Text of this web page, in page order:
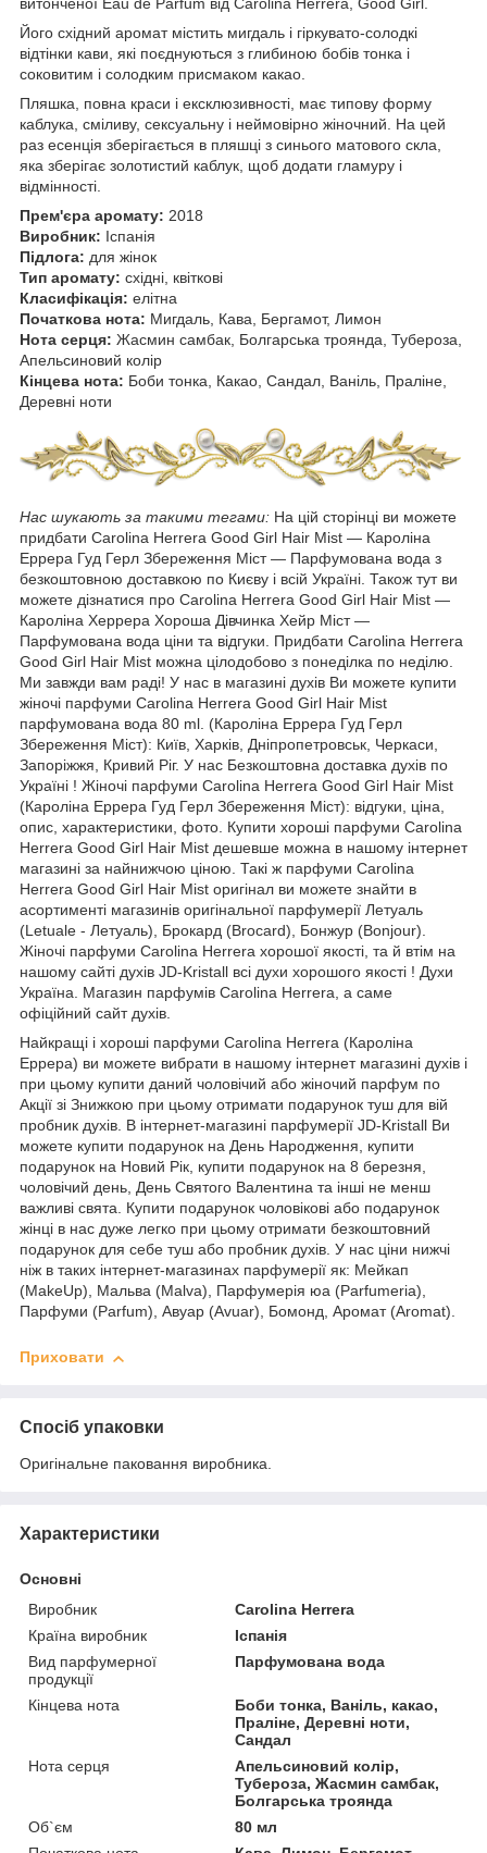
Його східний аромат містить мигдаль і гіркувато-солодкі
відтінки кави, які поєднуються з глибиною бобів тонка і
соковитим і солодким присмаком какао.
Пляшка, повна краси і ексклюзивності, має типову форму
каблука, сміливу, сексуальну і неймовірно жіночний. На цей
раз есенція зберігається в пляшці з синього матового скла,
яка зберігає золотистий каблук, щоб додати гламуру і
відмінності.
Прем'єра аромату: 2018
Виробник: Іспанія
Підлога: для жінок
Тип аромату: східні, квіткові
Класифікація: елітна
Початкова нота: Мигдаль, Кава, Бергамот, Лимон
Нота серця: Жасмин самбак, Болгарська троянда, Тубероза,
Апельсиновий колір
Кінцева нота: Боби тонка, Какао, Сандал, Ваніль, Праліне,
Деревні ноти
Нас шукають за такими тегами: На цій сторінці ви можете
придбати Carolina Herrera Good Girl Hair Mist ― Кароліна
Еррера Гуд Герл Збереження Міст ― Парфумована вода з
безкоштовною доставкою по Києву і всій Україні. Також тут ви
можете дізнатися про Carolina Herrera Good Girl Hair Mist ―
Кароліна Херрера Хороша Дівчинка Хейр Міст ―
Парфумована вода ціни та відгуки. Придбати Carolina Herrera
Good Girl Hair Mist можна цілодобово з понеділка по неділю.
Ми завжди вам раді! У нас в магазині духів Ви можете купити
жіночі парфуми Carolina Herrera Good Girl Hair Mist
парфумована вода 80 ml. (Кароліна Еррера Гуд Герл
Збереження Міст): Київ, Харків, Дніпропетровськ, Черкаси,
Запоріжжя, Кривий Ріг. У нас Безкоштовна доставка духів по
Україні ! Жіночі парфуми Carolina Herrera Good Girl Hair Mist
(Кароліна Еррера Гуд Герл Збереження Міст): відгуки, ціна,
опис, характеристики, фото. Купити хороші парфуми Carolina
Herrera Good Girl Hair Mist дешевше можна в нашому інтернет
магазині за найнижчою ціною. Такі ж парфуми Carolina
Herrera Good Girl Hair Mist оригінал ви можете знайти в
асортименті магазинів оригінальної парфумерії Летуаль
(Letuale - Летуаль), Брокард (Brocard), Бонжур (Bonjour).
Жіночі парфуми Carolina Herrera хорошої якості, та й втім на
нашому сайті духів JD-Kristall всі духи хорошого якості ! Духи
Україна. Магазин парфумів Carolina Herrera, а саме
офіційний сайт духів.
Найкращі і хороші парфуми Carolina Herrera (Кароліна
Еррера) ви можете вибрати в нашому інтернет магазині духів і
при цьому купити даний чоловічий або жіночий парфум по
Акції зі Знижкою при цьому отримати подарунок туш для вій
пробник духів. В інтернет-магазині парфумерії JD-Kristall Ви
можете купити подарунок на День Народження, купити
подарунок на Новий Рік, купити подарунок на 8 березня,
чоловічий день, День Святого Валентина та інші не менш
важливі свята. Купити подарунок чоловікові або подарунок
жінці в нас дуже легко при цьому отримати безкоштовний
подарунок для себе туш або пробник духів. У нас ціни нижчі
ніж в таких інтернет-магазинах парфумерії як: Мейкап
(MakeUp), Мальва (Malva), Парфумерія юа (Parfumeria),
Парфуми (Parfum), Авуар (Avuar), Бомонд, Аромат (Aromat).
Приховати
Спосіб упаковки
Оригінальне паковання виробника.
Характеристики
Основні
Виробник
Carolina Herrera
Країна виробник
Іспанія
Вид парфумерної
продукції
Парфумована вода
Кінцева нота
Боби тонка, Ваніль, какао,
Праліне, Деревні ноти,
Сандал
Нота серця
Апельсиновий колір,
Тубероза, Жасмин самбак,
Болгарська троянда
Об`єм
80 мл